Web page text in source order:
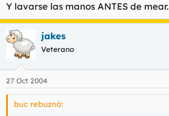
Y lavarse las manos ANTES de mear.
jakes
Veterano
27 Oct 2004
buc rebuznó: